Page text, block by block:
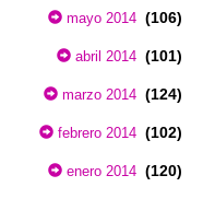
mayo 2014 (106)
abril 2014 (101)
marzo 2014 (124)
febrero 2014 (102)
enero 2014 (120)